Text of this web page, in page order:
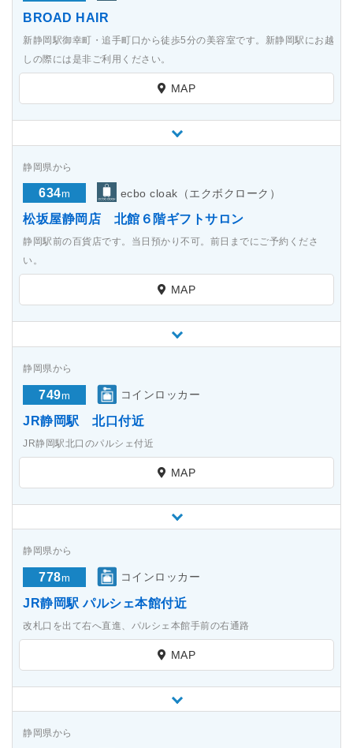
BROAD HAIR
新静岡駅御幸町・追手町口から徒歩5分の美容室です。新静岡駅にお越
しの際には是非ご利用ください。
MAP
静岡県から
634m ecbo cloak（エクボクローク）
松坂屋静岡店 北館６階ギフトサロン
静岡駅前の百貨店です。当日預かり不可。前日までにご予約くださ
い。
MAP
静岡県から
749m コインロッカー
JR静岡駅 北口付近
JR静岡駅北口のパルシェ付近
MAP
静岡県から
778m コインロッカー
JR静岡駅 パルシェ本館付近
改札口を出て右へ直進、パルシェ本館手前の右通路
MAP
静岡県から